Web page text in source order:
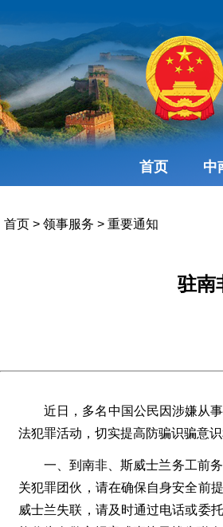
首页 中
首页 > 领事服务 > 重要通知
驻南
近日，多名中国公民因涉嫌从
法犯罪活动，切实提高防骗识骗意识
一、到南非、斯威士兰务工前
关犯罪团伙，请在确保自身安全前
威士兰失联，请及时通过电话或委